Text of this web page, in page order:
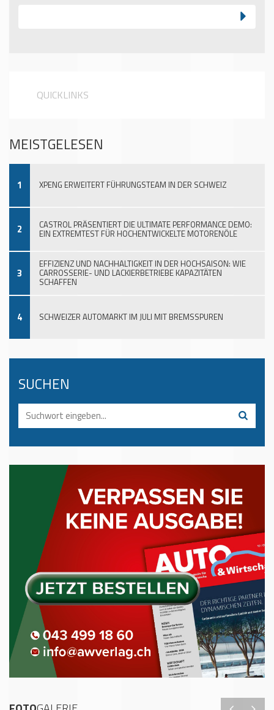
QUICKLINKS
MEISTGELESEN
1 XPENG ERWEITERT FÜHRUNGSTEAM IN DER SCHWEIZ
2 CASTROL PRÄSENTIERT DIE ULTIMATE PERFORMANCE DEMO:
EIN EXTREMTEST FÜR HOCHENTWICKELTE MOTORENÖLE
3
EFFIZIENZ UND NACHHALTIGKEIT IN DER HOCHSAISON: WIE
CARROSSERIE- UND LACKIERBETRIEBE KAPAZITÄTEN
SCHAFFEN
4 SCHWEIZER AUTOMARKT IM JULI MIT BREMSSPUREN
SUCHEN